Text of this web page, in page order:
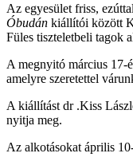
Az egyesület friss,
Óbudán kiállítói között
Füles tiszteletbeli tagok
A megnyitó március 17-
amelyre szeretettel
A kiállítást dr .Kiss
nyitja meg.
Az alkotásokat április